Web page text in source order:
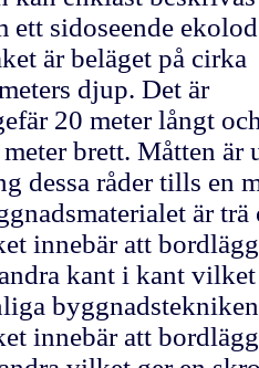
ett sidoseende
är beläget på cirka
djup. Det är
20 meter långt
brett. Måtten är
dessa råder tills en
är
innebär att
kant i kant
innebär att